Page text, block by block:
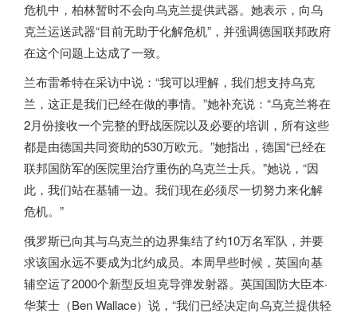
危机中，柏林暂时不会向乌克兰提供武器。她表示，向乌
克兰运送武器“目前无助于化解危机”，并强调德国联邦政府
在这个问题上达成了一致。
兰布雷希特在采访中说：“我可以理解，我们想支持乌克
兰，这正是我们已经在做的事情。”她补充说：“乌克兰将在
2月份接收一个完整的野战医院以及必要的培训，所有这些
都是由德国共同资助的530万欧元。”她指出，德国“已经在
联邦国防军的医院里治疗重伤的乌克兰士兵。”她说，“因
此，我们站在基辅一边。我们现在必须尽一切努力来化解
危机。”
俄罗斯已向其与乌克兰的边界集结了约10万名军队，并要
求该国永远不要成为北约成员。本周早些时候，英国向基
辅空运了2000个新型反坦克导弹发射器。英国国防大臣本·
华莱士（Ben Wallace）说，“我们已经决定向乌克兰提供轻